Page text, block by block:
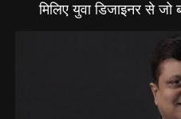
मिलिए युवा डिजाइनर से